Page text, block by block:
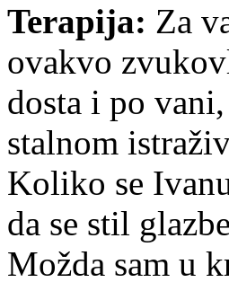
Terapija: Za
ovakvo
dosta i po
stalnom
Koliko se
da se stil
Možda sam u